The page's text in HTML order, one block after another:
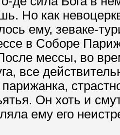
Но как
ему, зеваке-
в Соборе
мессы, во
все
Он хоть и
ему его